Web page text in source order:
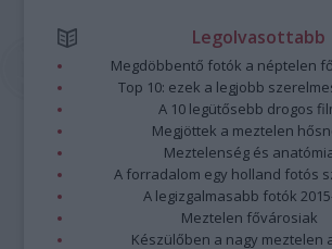
Legolvasottabb
Megdöbbentő fotók a néptelen
Top 10: ezek a legjobb
A 10 legütősebb drogos
Megjöttek a meztelen
Meztelenség és
A forradalom egy holland fotós
A legizgalmasabb fotók
Meztelen fővárosiak
Készülőben a nagy meztelen